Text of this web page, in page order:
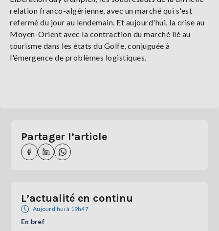
relation franco-algérienne, avec un marché qui s'est
refermé du jour au lendemain. Et aujourd'hui, la crise au
Moyen-Orient avec la contraction du marché lié au
tourisme dans les états du Golfe, conjuguée à
l'émergence de problèmes logistiques.
Partager l’article
L’actualité en continu
Aujourd’hui à 19h47
En bref